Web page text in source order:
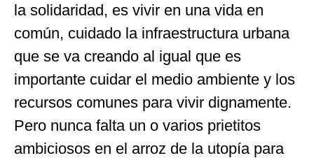
la solidaridad, es vivir en una vida en
común, cuidado la infraestructura urbana
que se va creando al igual que es
importante cuidar el medio ambiente y los
recursos comunes para vivir dignamente.
Pero nunca falta un o varios prietitos
ambiciosos en el arroz de la utopía para